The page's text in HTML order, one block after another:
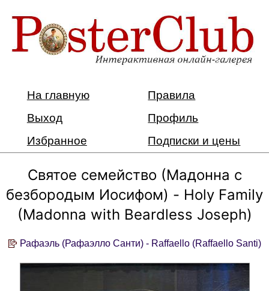
На главную
Правила
Выход
Профиль
Избранное
Подписки и цены
Святое семейство (Мадонна с
безбородым Иосифом) - Holy Family
(Madonna with Beardless Joseph)
Рафаэль (Рафаэлло Санти) - Raffaello (Raffaello Santi)